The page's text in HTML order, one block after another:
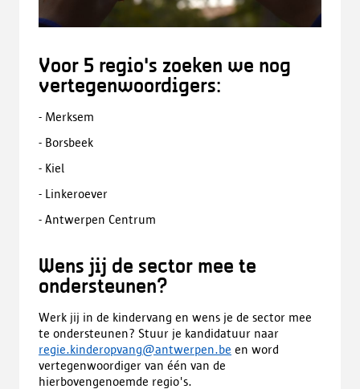
Voor 5 regio's zoeken we nog
vertegenwoordigers:
- Merksem
- Borsbeek
- Kiel
- Linkeroever
- Antwerpen Centrum
Wens jij de sector mee te
ondersteunen?
Werk jij in de kindervang en wens je de sector mee
te ondersteunen? Stuur je kandidatuur naar
regie.kinderopvang@antwerpen.be en word
vertegenwoordiger van één van de
hierbovengenoemde regio's.